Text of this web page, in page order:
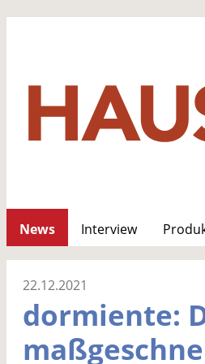
News Interview
22.12.2021
dormiente: